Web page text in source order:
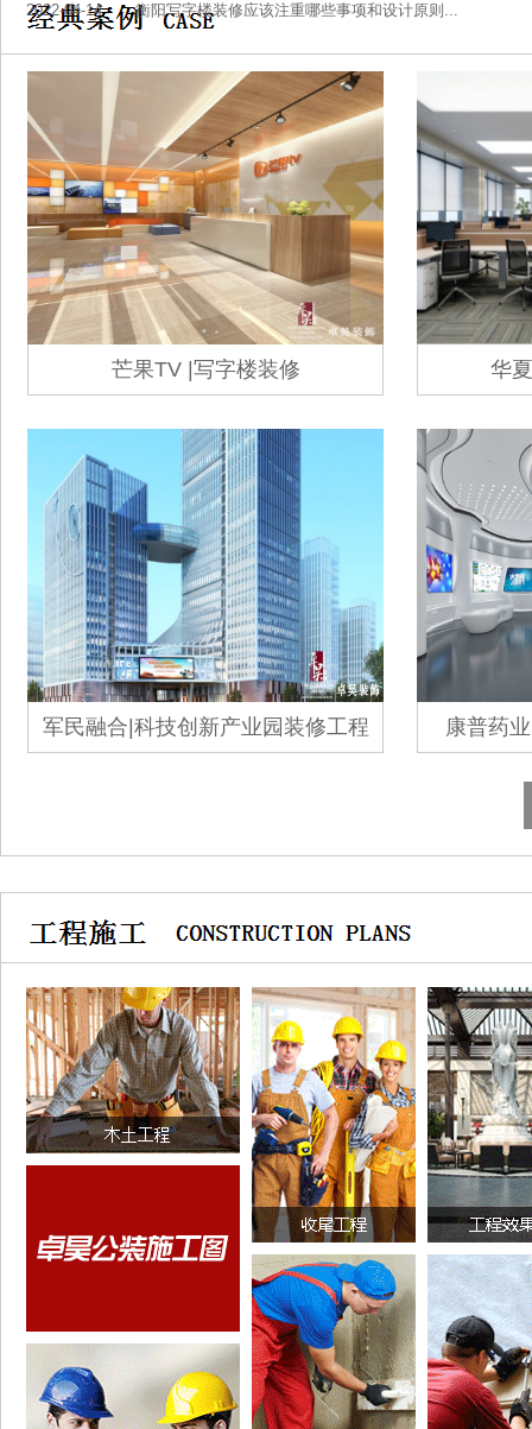
2022-04-14 衡阳写字楼装修应该注重哪些事项和设计原则...
芒果TV |写字楼装修 华
军民融合|科技创新产业园装修工程 康普药